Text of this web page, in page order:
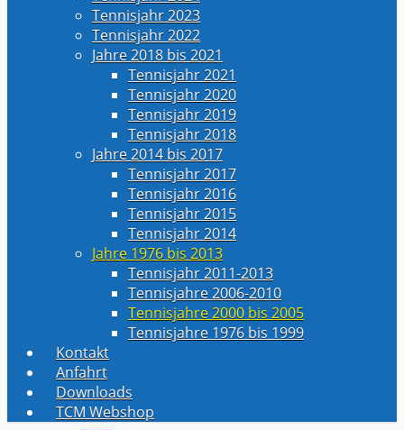
Tennisjahr 2023
Tennisjahr 2022
Jahre 2018 bis 2021
Tennisjahr 2021
Tennisjahr 2020
Tennisjahr 2019
Tennisjahr 2018
Jahre 2014 bis 2017
Tennisjahr 2017
Tennisjahr 2016
Tennisjahr 2015
Tennisjahr 2014
Jahre 1976 bis 2013
Tennisjahr 2011-2013
Tennisjahre 2006-2010
Tennisjahre 2000 bis 2005
Tennisjahre 1976 bis 1999
Kontakt
Anfahrt
Downloads
TCM Webshop